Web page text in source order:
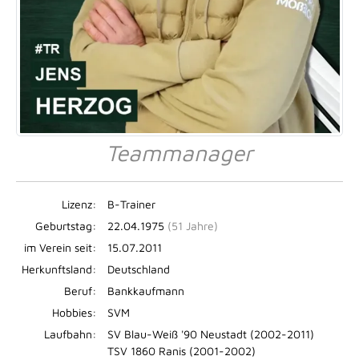
Teammanager
Lizenz:
B-Trainer
Geburtstag:
22.04.1975 (51 Jahre)
im Verein seit:
15.07.2011
Herkunftsland:
Deutschland
Beruf:
Bankkaufmann
Hobbies:
SVM
Laufbahn:
SV Blau-Weiß '90 Neustadt (2002-2011)
TSV 1860 Ranis (2001-2002)